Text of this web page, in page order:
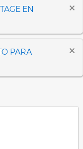
EN
PARA